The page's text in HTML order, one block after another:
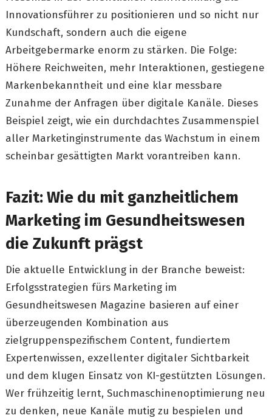
Innovationsführer zu positionieren und so nicht nur
Kundschaft, sondern auch die eigene
Arbeitgebermarke enorm zu stärken. Die Folge:
Höhere Reichweiten, mehr Interaktionen, gestiegene
Markenbekanntheit und eine klar messbare
Zunahme der Anfragen über digitale Kanäle. Dieses
Beispiel zeigt, wie ein durchdachtes Zusammenspiel
aller Marketinginstrumente das Wachstum in einem
scheinbar gesättigten Markt vorantreiben kann.
Fazit: Wie du mit ganzheitlichem
Marketing im Gesundheitswesen
die Zukunft prägst
Die aktuelle Entwicklung in der Branche beweist:
Erfolgsstrategien fürs Marketing im
Gesundheitswesen Magazine basieren auf einer
überzeugenden Kombination aus
zielgruppenspezifischem Content, fundiertem
Expertenwissen, exzellenter digitaler Sichtbarkeit
und dem klugen Einsatz von KI-gestützten Lösungen.
Wer frühzeitig lernt, Suchmaschinenoptimierung neu
zu denken, neue Kanäle mutig zu bespielen und